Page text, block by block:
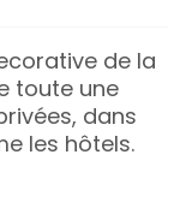
de la
toute une
dans
les hôtels.